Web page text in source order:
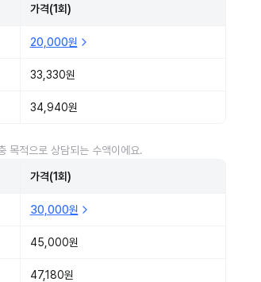
가격(1회)
20,000원
33,330원
34,940원
목적으로 상담되는 수액이에요.
가격(1회)
30,000원
45,000원
47,180원